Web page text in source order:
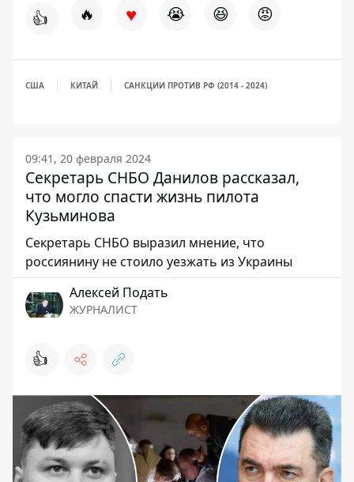
👍 🔥 ♥ 😭 😆 😡
США КИТАЙ САНКЦИИ ПРОТИВ РФ (2014 - 2024)
09:41, 20 февраля 2024
Секретарь СНБО Данилов рассказал,
что могло спасти жизнь пилота
Кузьминова
Секретарь СНБО выразил мнение, что
россиянину не стоило уезжать из Украины
Алексей Подать
ЖУРНАЛИСТ
👍